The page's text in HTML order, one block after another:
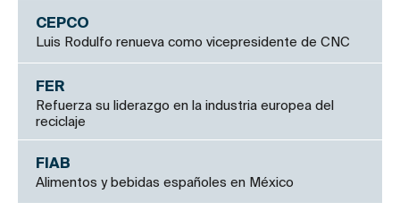
CEPCO
Luis Rodulfo renueva como vicepresidente de CNC
FER
Refuerza su liderazgo en la industria europea del
reciclaje
FIAB
Alimentos y bebidas españoles en México